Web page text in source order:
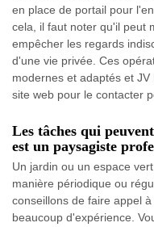
en place de portail pour
cela, il faut noter qu'il peut
empêcher les regards
d'une vie privée. Ces
modernes et adaptés et
site web pour le contacter
Les tâches qui
est un paysagiste
Un jardin ou un espace
manière périodique ou
conseillons de faire appel
beaucoup d'expérience.